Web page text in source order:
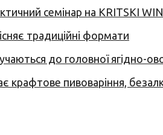
семінар на KRITSKI
традиційні формати
до головної ягідно-
крафтове пивоваріння,